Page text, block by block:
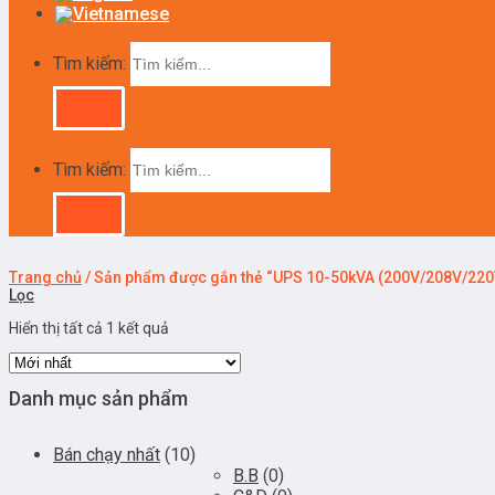
Tìm kiếm:
Tìm kiếm:
Trang chủ /Sản phẩm được gắn thẻ “UPS 10-50kVA (200V/208V/
Lọc
Hiển thị tất cả 1 kết quả
Danh mục sản phẩm
Bán chạy nhất (10)
B.B (0)